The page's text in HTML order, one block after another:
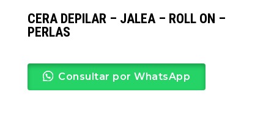
CERA DEPILAR – JALEA – ROLL ON –
PERLAS
Consultar por WhatsApp